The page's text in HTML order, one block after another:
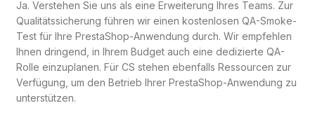
Ja. Verstehen Sie uns als eine Erweiterung Ihres Teams. Zur
Qualitätssicherung führen wir einen kostenlosen QA-Smoke-
Test für Ihre PrestaShop-Anwendung durch. Wir empfehlen
Ihnen dringend, in Ihrem Budget auch eine dedizierte QA-
Rolle einzuplanen. Für CS stehen ebenfalls Ressourcen zur
Verfügung, um den Betrieb Ihrer PrestaShop-Anwendung zu
unterstützen.